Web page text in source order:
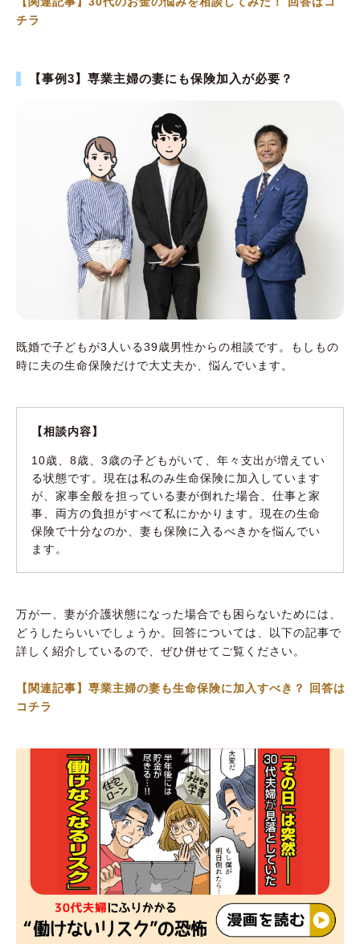
チラ
【事例3】専業主婦の妻にも保険加入が必要？
既婚で子どもが3人いる39歳男性からの相談です。もしもの
時に夫の生命保険だけで大丈夫か、悩んでいます。
【相談内容】
10歳、8歳、3歳の子どもがいて、年々支出が増えてい
る状態です。現在は私のみ生命保険に加入しています
が、家事全般を担っている妻が倒れた場合、仕事と家
事、両方の負担がすべて私にかかります。現在の生命
保険で十分なのか、妻も保険に入るべきかを悩んでい
ます。
万が一、妻が介護状態になった場合でも困らないためには、
どうしたらいいでしょうか。回答については、以下の記事で
詳しく紹介しているので、ぜひ併せてご覧ください。
【関連記事】専業主婦の妻も生命保険に加入すべき？ 回答は
コチラ